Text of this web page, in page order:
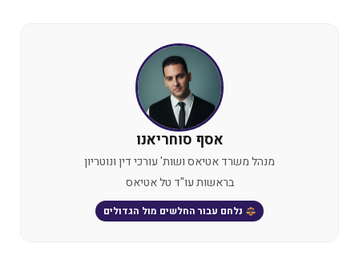
אסף סוחריאנו
מנהל משרד אטיאס ושות' עורכי דין ונוטריון
בראשות עו"ד טל אטיאס
נלחם עבור החלשים מול הגדולים